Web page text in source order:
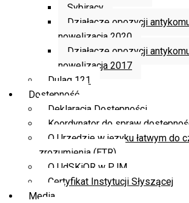
Sybiracy
Działacze opozycji
nowelizacja 2020
Działacze opozycji
nowelizacja 2017
Dulag 121
Dostępność
Deklaracja Dostępności
Koordynator do spraw
O Urzędzie w języku łatwym do
zrozumienia (ETR)
O UdSKiOR w PJM
Certyfikat Instytucji Słyszącej
Media